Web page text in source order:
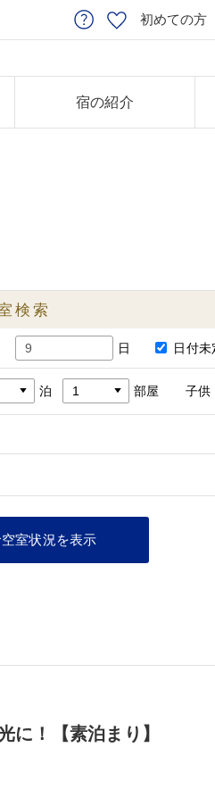
初めての方
宿の紹介
検索
日 日付未
泊 部屋 子供
に！【素泊まり】